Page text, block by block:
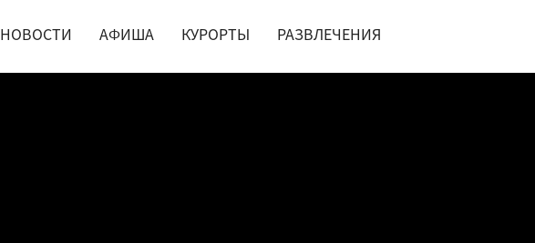
НОВОСТИ АФИША КУРОРТЫ РАЗВЛЕЧЕНИЯ